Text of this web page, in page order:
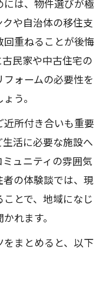
は、物件選びが極
や自治体の移住支
回重ねることが後悔
民家や中古住宅の
ォームの必要性を
う。
近所付き合いも重要
活に必要な施設へ
ュニティの雰囲気
の体験談では、現
とで、地域になじ
れます。
まとめると、以下